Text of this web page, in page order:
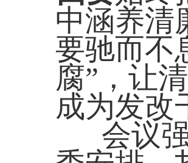
中涵养清
要驰而不
腐”，让
成为发改
会议